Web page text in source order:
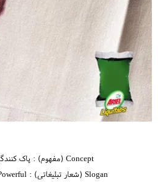
Concept (مفهوم) : پاک کنندگی بسیار قدرتمند
Slogan (شعار تبلیغاتی) : Bright White , So Powerful